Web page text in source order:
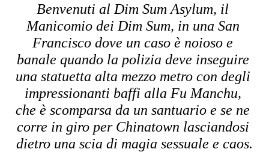
Benvenuti al Dim Sum Asylum, il
Manicomio dei Dim Sum, in una San
Francisco dove un caso è noioso e
banale quando la polizia deve inseguire
una statuetta alta mezzo metro con degli
impressionanti baffi alla Fu Manchu,
che è scomparsa da un santuario e se ne
corre in giro per Chinatown lasciandosi
dietro una scia di magia sessuale e caos.